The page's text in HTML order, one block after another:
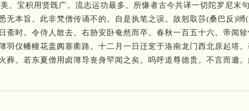
。 宝积用贤既广。 流志运功最多。 所慊者古今共译一切陀罗尼末
无本旨。 此非梵僧传诵不的。 自是执笔之误。 故剋取莎(桑巴反)嚩
斋时。 令侍人散去。 右胁安卧奄然而卒。 春秋一百五十六。 帝闻轸
羽仪幡幢花盖阗塞衢路。 十二月一日迁窆于洛南龙门西北原起塔。
葬。 若东夏僧用卤簿导丧身罕闻之矣。 呜呼道尊德贵。 不言而邀。